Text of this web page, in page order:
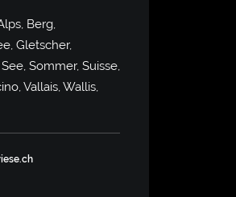
Berg,
Gletscher,
Sommer, Suisse,
Vallais, Wallis,